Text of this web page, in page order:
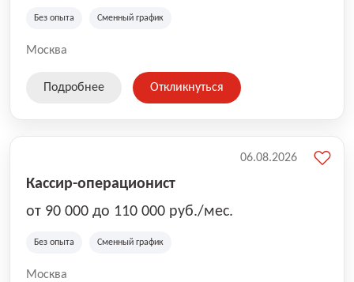
Без опыта Сменный график
Москва
Подробнее Откликнуться
Кассир-операционист
от 90 000 до 110 000 руб./мес.
Без опыта Сменный график
Москва
06.08.2026